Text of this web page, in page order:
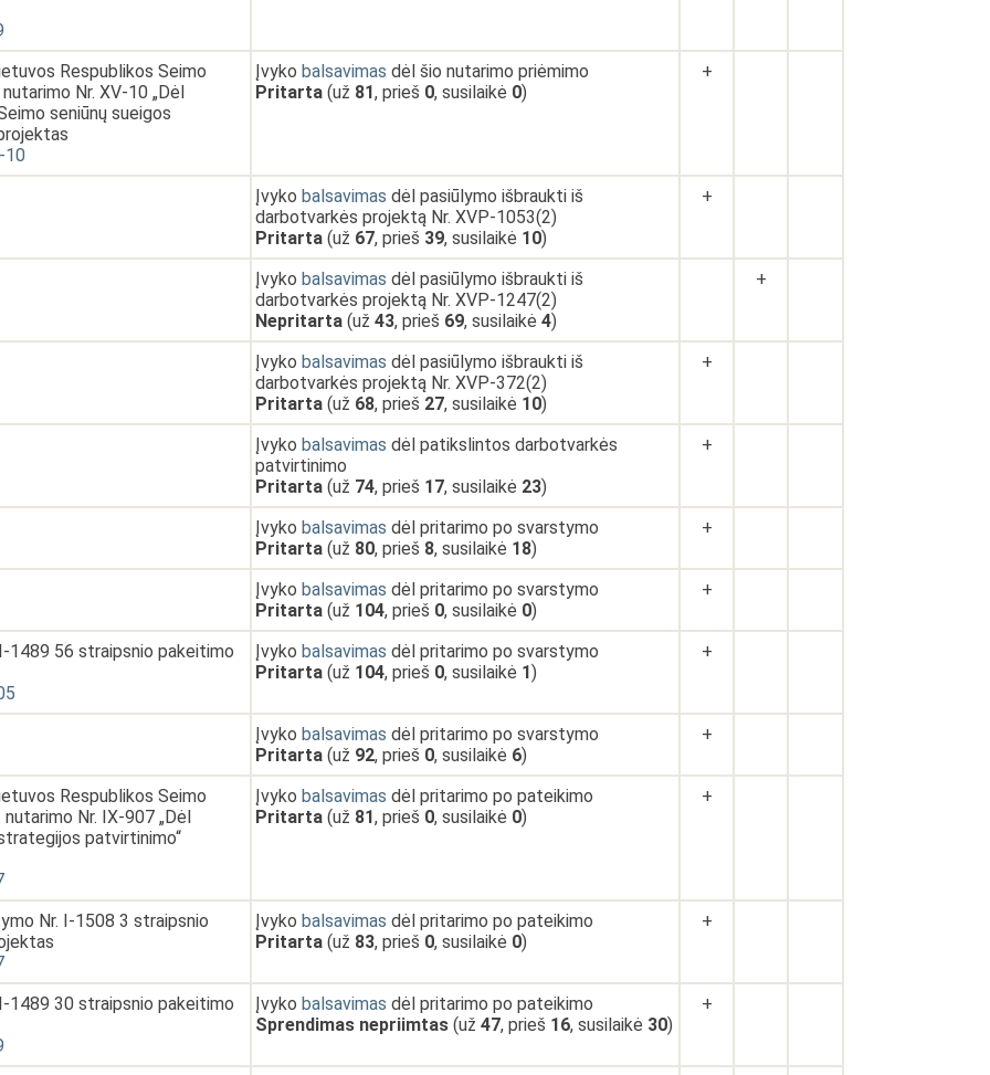
Respublikos Seimo
Nr. XV-10 „Dėl
seniūnų sueigos
10
Įvyko balsavimas dėl šio nutarimo priėmimo
Pritarta (už 81, prieš 0, susilaikė 0)
+
Įvyko balsavimas dėl pasiūlymo išbraukti iš
darbotvarkės projektą Nr. XVP-1053(2)
Pritarta (už 67, prieš 39, susilaikė 10)
+
Įvyko balsavimas dėl pasiūlymo išbraukti iš
darbotvarkės projektą Nr. XVP-1247(2)
Nepritarta (už 43, prieš 69, susilaikė 4)
+
Įvyko balsavimas dėl pasiūlymo išbraukti iš
darbotvarkės projektą Nr. XVP-372(2)
Pritarta (už 68, prieš 27, susilaikė 10)
+
Įvyko balsavimas dėl patikslintos darbotvarkės
patvirtinimo
Pritarta (už 74, prieš 17, susilaikė 23)
+
Įvyko balsavimas dėl pritarimo po svarstymo
Pritarta (už 80, prieš 8, susilaikė 18)
+
Įvyko balsavimas dėl pritarimo po svarstymo
Pritarta (už 104, prieš 0, susilaikė 0)
+
1489 56 straipsnio pakeitimo
Įvyko balsavimas dėl pritarimo po svarstymo
Pritarta (už 104, prieš 0, susilaikė 1)
+
Įvyko balsavimas dėl pritarimo po svarstymo
Pritarta (už 92, prieš 0, susilaikė 6)
+
Respublikos Seimo
nutarimo Nr. IX-907 „Dėl
patvirtinimo“
Įvyko balsavimas dėl pritarimo po pateikimo
Pritarta (už 81, prieš 0, susilaikė 0)
+
Nr. I-1508 3 straipsnio
Įvyko balsavimas dėl pritarimo po pateikimo
Pritarta (už 83, prieš 0, susilaikė 0)
+
1489 30 straipsnio pakeitimo
Įvyko balsavimas dėl pritarimo po pateikimo
Sprendimas nepriimtas (už 47, prieš 16, susilaikė 30)
+